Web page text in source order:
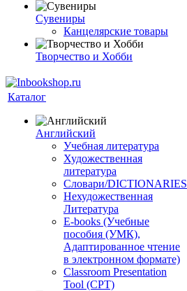
Сувениры
Канцелярские товары
Творчество и Хобби
Каталог
Английский
Учебная литература
Художественная
литература
Словари/DICTIONARIES
Нехудожественная
Литература
E-books (Учебные
пособия (УМК),
Адаптированное чтение
в электронном формате)
Classroom Presentation
Tool (CPT)